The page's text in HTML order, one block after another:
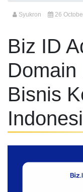
Syukron 26
Biz ID
Bisnis